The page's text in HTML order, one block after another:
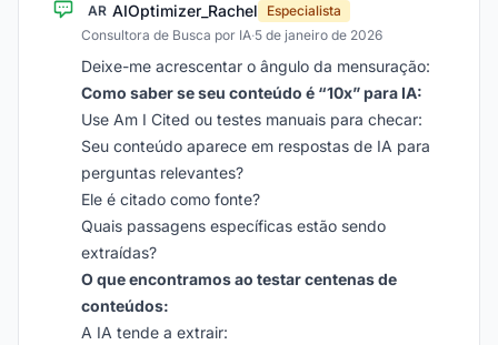
AR AIOptimizer_Rachel
Especialista
Consultora de Busca por IA·5 de janeiro de 2026
Deixe-me acrescentar o ângulo da mensuração:
Como saber se seu conteúdo é “10x” para IA:
Use Am I Cited ou testes manuais para checar:
Seu conteúdo aparece em respostas de IA para
perguntas relevantes?
Ele é citado como fonte?
Quais passagens específicas estão sendo
extraídas?
O que encontramos ao testar centenas de
conteúdos:
A IA tende a extrair: